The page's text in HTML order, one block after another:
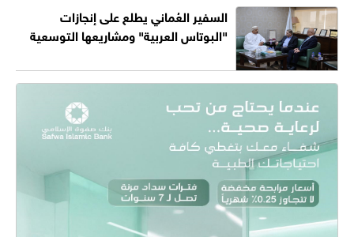
السفير العُماني يطلع على إنجازات
"البوتاس العربية" ومشاريعها التوسعية